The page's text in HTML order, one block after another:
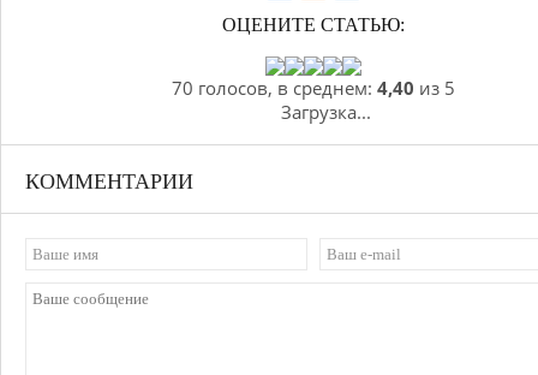
ОЦЕНИТЕ СТАТЬЮ:
70 голосов, в среднем: 4,40 из 5
Загрузка...
КОММЕНТАРИИ